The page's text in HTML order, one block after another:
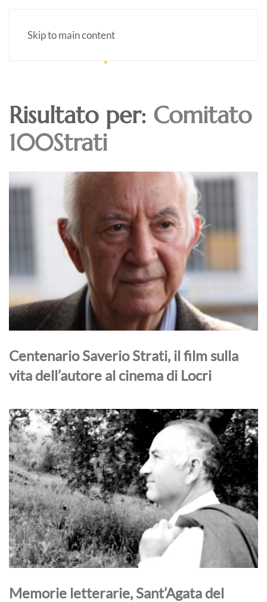
Skip to main content
Risultato per: Comitato
100Strati
Centenario Saverio Strati, il film sulla
vita dell’autore al cinema di Locri
Memorie letterarie, Sant’Agata del